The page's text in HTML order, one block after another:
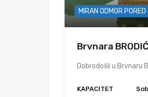
MIRAN ODMOR
Brvnara
Dobrodošli u Brvnaru
KAPACITET